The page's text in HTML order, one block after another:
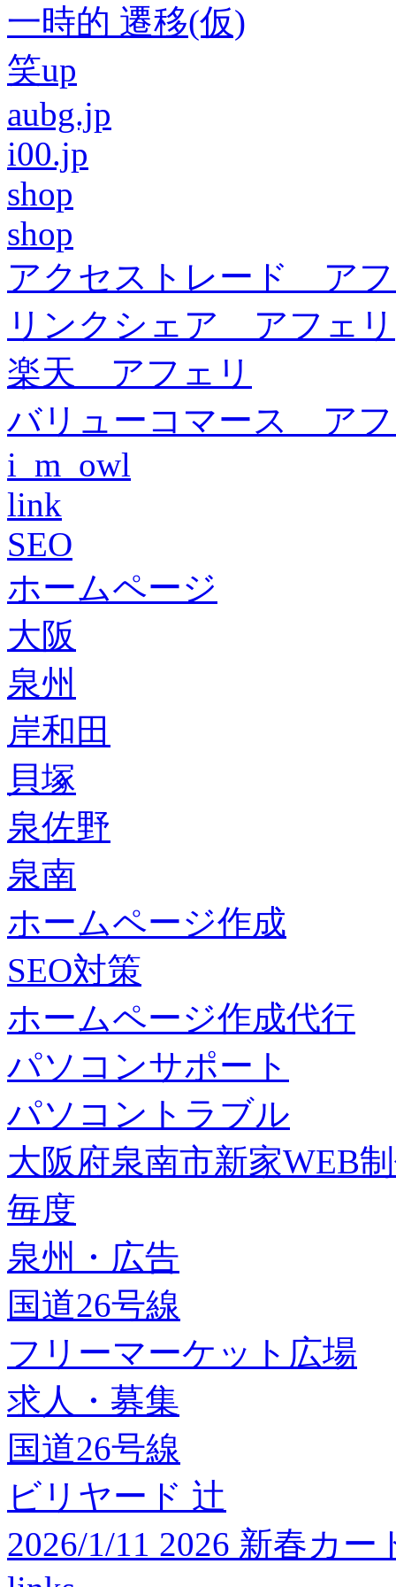
一時的 遷移(仮)
笑up
aubg.jp
i00.jp
shop
shop
アクセストレード ア
リンクシェア アフェリ
楽天 アフェリ
バリューコマース ア
i_m_owl
link
SEO
ホームページ
大阪
泉州
岸和田
貝塚
泉佐野
泉南
ホームページ作成
SEO対策
ホームページ作成代行
パソコンサポート
パソコントラブル
大阪府泉南市新家WEB
毎度
泉州・広告
国道26号線
フリーマーケット広場
求人・募集
国道26号線
ビリヤード 辻
2026/1/11 2026 新春カ